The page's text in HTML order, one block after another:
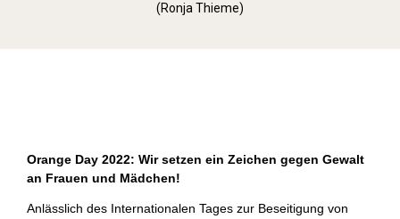
(Ronja Thieme)
Orange Day 2022: Wir setzen ein Zeichen gegen Gewalt
an Frauen und Mädchen!
Anlässlich des Internationalen Tages zur Beseitigung von